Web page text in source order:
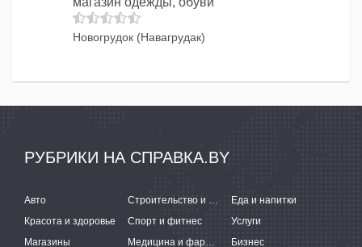
Новогрудок (Навагрудак)
РУБРИКИ НА СПРАВКА.BY
Авто Строительство и ремонт
Еда и напитки
Красота и здоровье
Спорт и фитнес
Услуги
Магазины
Медицина и фармацевтика Бизнес